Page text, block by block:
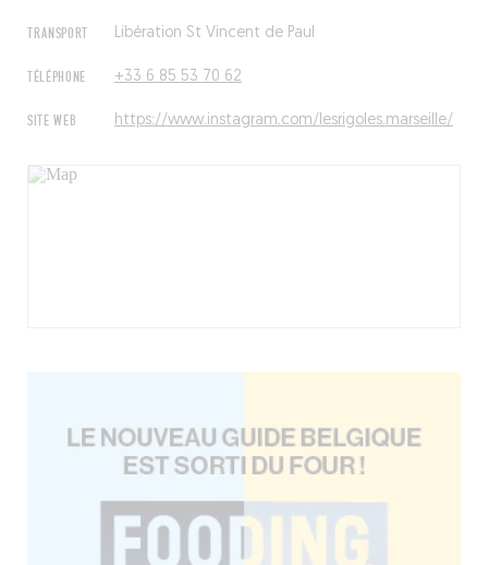
TRANSPORT Libération St Vincent de Paul
TÉLÉPHONE +33 6 85 53 70 62
SITE WEB https://www.instagram.com/lesrigoles.marseille/